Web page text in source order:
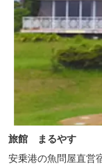
旅館 まるやす
安乗港の魚問屋直営